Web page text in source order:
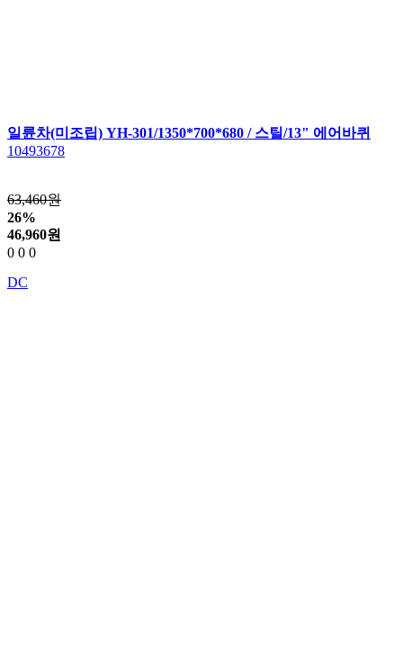
일륜차(미조립) YH-301/1350*700*680 / 스틸/13" 에어바퀴
10493678
63,460원
26%
46,960원
0 0 0
DC